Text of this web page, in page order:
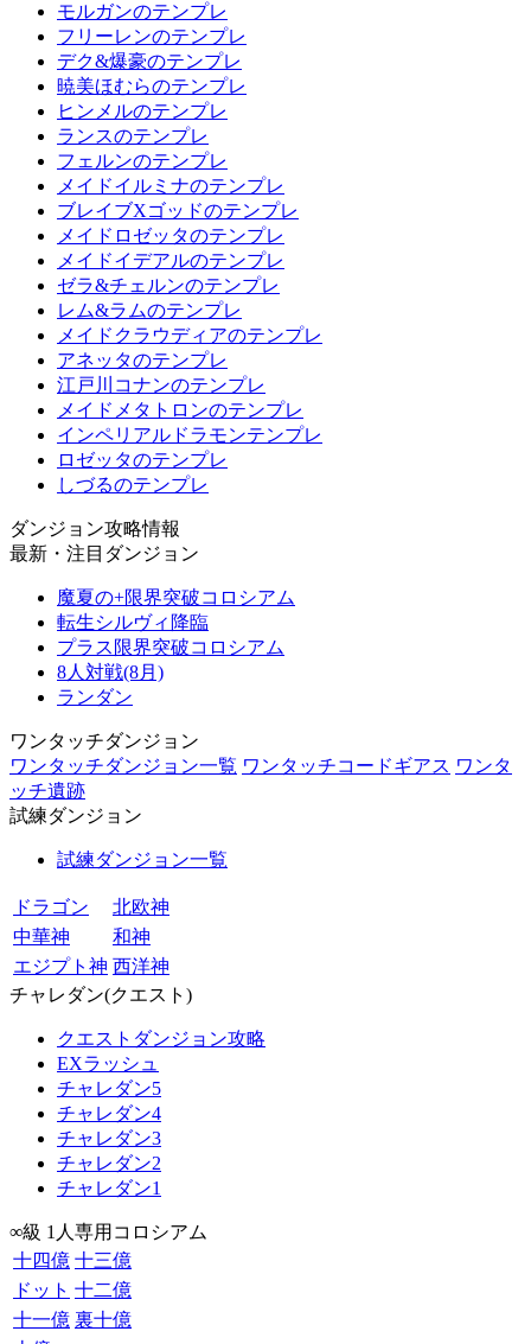
モルガンのテンプレ
フリーレンのテンプレ
デク&爆豪のテンプレ
暁美ほむらのテンプレ
ヒンメルのテンプレ
ランスのテンプレ
フェルンのテンプレ
メイドイルミナのテンプレ
ブレイブXゴッドのテンプレ
メイドロゼッタのテンプレ
メイドイデアルのテンプレ
ゼラ&チェルンのテンプレ
レム&ラムのテンプレ
メイドクラウディアのテンプレ
アネッタのテンプレ
江戸川コナンのテンプレ
メイドメタトロンのテンプレ
インペリアルドラモンテンプレ
ロゼッタのテンプレ
しづるのテンプレ
ダンジョン攻略情報
最新・注目ダンジョン
魔夏の+限界突破コロシアム
転生シルヴィ降臨
プラス限界突破コロシアム
8人対戦(8月)
ランダン
ワンタッチダンジョン
ワンタッチダンジョン一覧 ワンタッチコードギアス ワンタ
ッチ遺跡
試練ダンジョン
試練ダンジョン一覧
ドラゴン
北欧神
中華神
和神
エジプト神 西洋神
チャレダン(クエスト)
クエストダンジョン攻略
EXラッシュ
チャレダン5
チャレダン4
チャレダン3
チャレダン2
チャレダン1
∞級 1人専用コロシアム
十四億 十三億
ドット 十二億
十一億 裏十億